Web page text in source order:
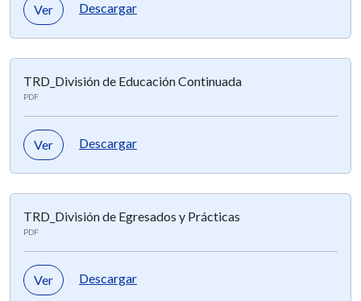
Ver Descargar
TRD_División de Educación Continuada
PDF
Ver Descargar
TRD_División de Egresados y Prácticas
PDF
Ver Descargar